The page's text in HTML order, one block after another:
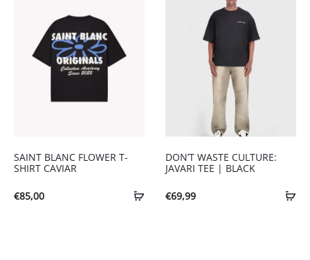
€64,99.€45,50.
SAINT BLANC FLOWER T-
SHIRT CAVIAR
€85,00
DON’T WASTE CULTURE:
JAVARI TEE | BLACK
€69,99